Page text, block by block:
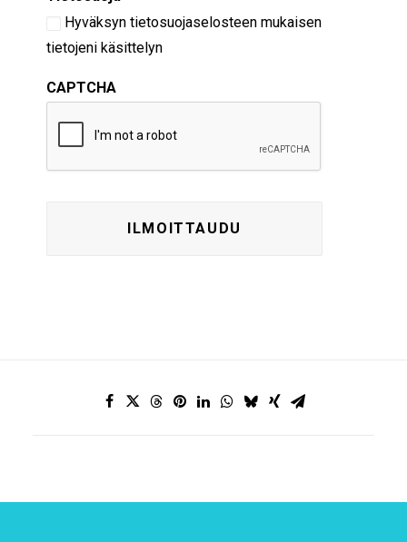
Hyväksyn tietosuojaselosteen mukaisen
tietojeni käsittelyn
CAPTCHA